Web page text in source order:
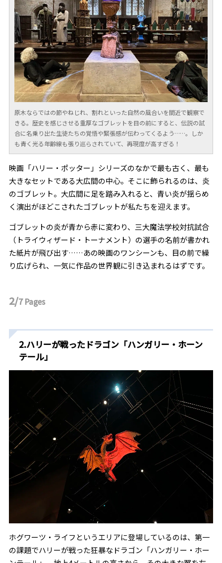
原木ならではの節やねじれ、割れといった自然の風合いを間近で観察で
きる。歴史を感じさせる重厚なゴブレットを目の前にすると、伝説の試
合に名乗り出た生徒たちの覚悟や緊張感が伝わってくるよう……。しか
も青く光る年齢線も張り巡らされていて、再現度が高すぎる！
映画「ハリー・ポッター」シリーズのなかで最も古く、最も
大きなセットである大広間の中心。そこに飾られるのは、炎
のゴブレット。大広間に足を踏み入れると、青い炎が揺らめ
く演出がほどこされたゴブレットが私たちを迎えます。
ゴブレットの炎が青から赤に変わり、三大魔法学校対抗試合
（トライウィザード・トーナメント）の選手の名前が書かれ
た紙片が飛び出す……あの映画のワンシーンも、目の前で繰
り広げられ、一気に作品の世界観に引き込まれるはずです。
2/7Pages
2.ハリーが戦ったドラゴン「ハンガリー・ホーン
テール」
ホグワーツ・ライフというエリアに登場しているのは、第一
の課題でハリーが戦った狂暴なドラゴン「ハンガリー・ホー